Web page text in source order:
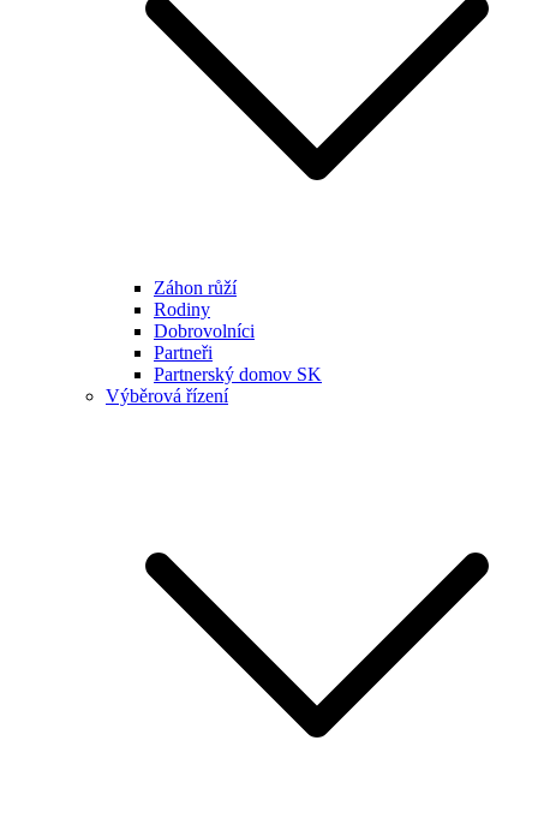
Záhon růží
Rodiny
Dobrovolníci
Partneři
Partnerský domov SK
Výběrová řízení